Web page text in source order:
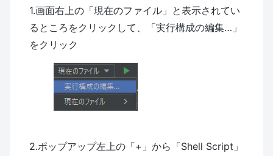
1.画面右上の「現在のファイル」と表示されてい
るところをクリックして、「実行構成の編集…」
をクリック
2.ポップアップ左上の「+」から「Shell Script」